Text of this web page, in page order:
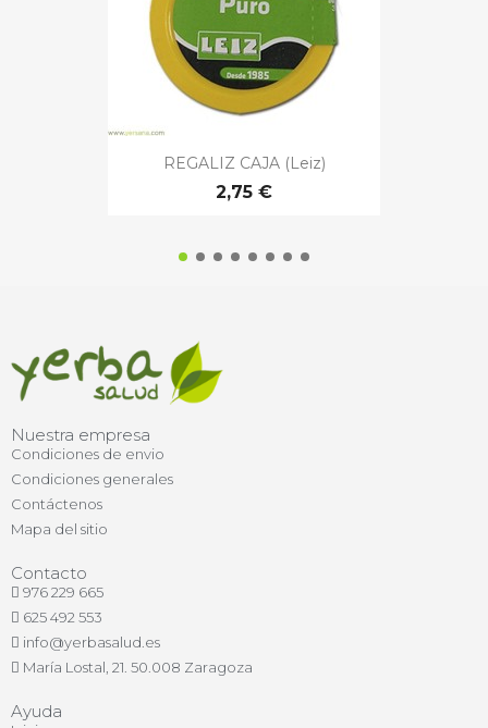
REGALIZ CAJA (Leiz)
2,75 €
Nuestra empresa
Condiciones de envio
Condiciones generales
Contáctenos
Mapa del sitio
Contacto
976 229 665
625 492 553
info@yerbasalud.es
María Lostal, 21. 50.008 Zaragoza
Ayuda